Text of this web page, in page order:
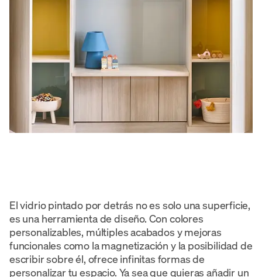
El vidrio pintado por detrás no es solo una superficie,
es una herramienta de diseño. Con colores
personalizables, múltiples acabados y mejoras
funcionales como la magnetización y la posibilidad de
escribir sobre él, ofrece infinitas formas de
personalizar tu espacio. Ya sea que quieras añadir un